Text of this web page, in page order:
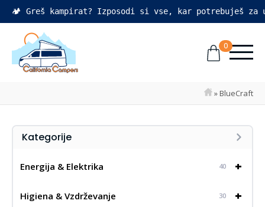
🏕️ Greš kampirat? Izposodi si vse, kar potrebuješ
0
»BlueCraft
Kategorije
+
Energija & Elektrika 40
+
Higiena & Vzdrževanje 30